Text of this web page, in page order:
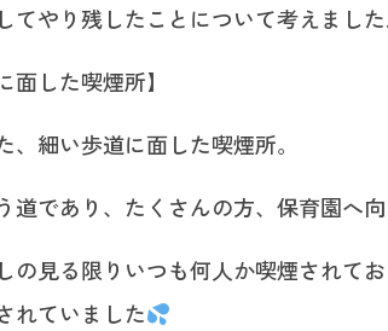
てやり残したことについて考えまし
面した喫煙所】
細い歩道に面した喫煙所。
道であり、たくさんの方、保育園へ
の見る限りいつも何人か喫煙されて
れていました